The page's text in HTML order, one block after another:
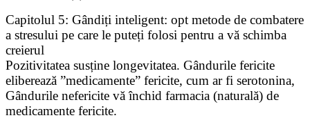
Capitolul 5: Gândiți inteligent: opt metode de combatere
a stresului pe care le puteți folosi pentru a vă schimba
creierul
Pozitivitatea susține longevitatea. Gândurile fericite
eliberează ”medicamente” fericite, cum ar fi serotonina,
Gândurile nefericite vă închid farmacia (naturală) de
medicamente fericite.